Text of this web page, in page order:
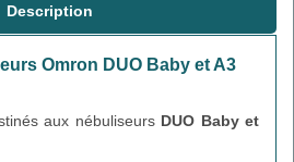
Description
Omron DUO Baby et A3
aux nébuliseurs DUO Baby et